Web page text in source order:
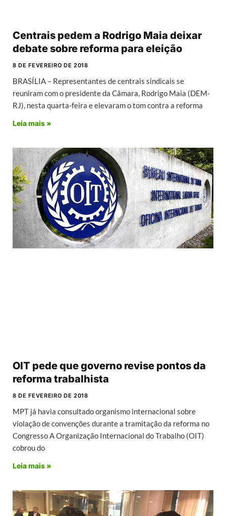
Centrais pedem a Rodrigo Maia deixar
debate sobre reforma para eleição
8 DE FEVEREIRO DE 2018
BRASÍLIA – Representantes de centrais sindicais se
reuniram com o presidente da Câmara, Rodrigo Maia (DEM-
RJ), nesta quarta-feira e elevaram o tom contra a reforma
Leia mais »
OIT pede que governo revise pontos da
reforma trabalhista
8 DE FEVEREIRO DE 2018
MPT já havia consultado organismo internacional sobre
violação de convenções durante a tramitação da reforma no
Congresso A Organização Internacional do Trabalho (OIT)
cobrou do
Leia mais »